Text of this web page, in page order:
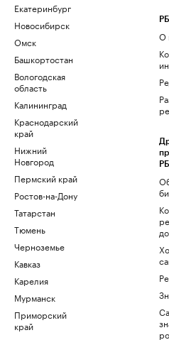
Екатеринбург
Новосибирск
Омск
Башкортостан
Вологодская
область
Калининград
Краснодарский
край
Нижний
Новгород
Пермский край
Ростов-на-Дону
Татарстан
Тюмень
Черноземье
Кавказ
Карелия
Мурманск
Приморский
край
О